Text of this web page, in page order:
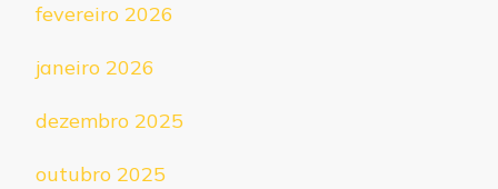
fevereiro 2026
janeiro 2026
dezembro 2025
outubro 2025